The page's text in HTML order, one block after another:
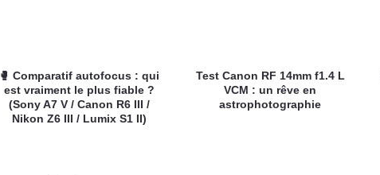
🥊 Comparatif autofocus : qui
est vraiment le plus fiable ?
(Sony A7 V / Canon R6 III /
Nikon Z6 III / Lumix S1 II)
Test Canon RF 14mm f1.4 L
VCM : un rêve en
astrophotographie